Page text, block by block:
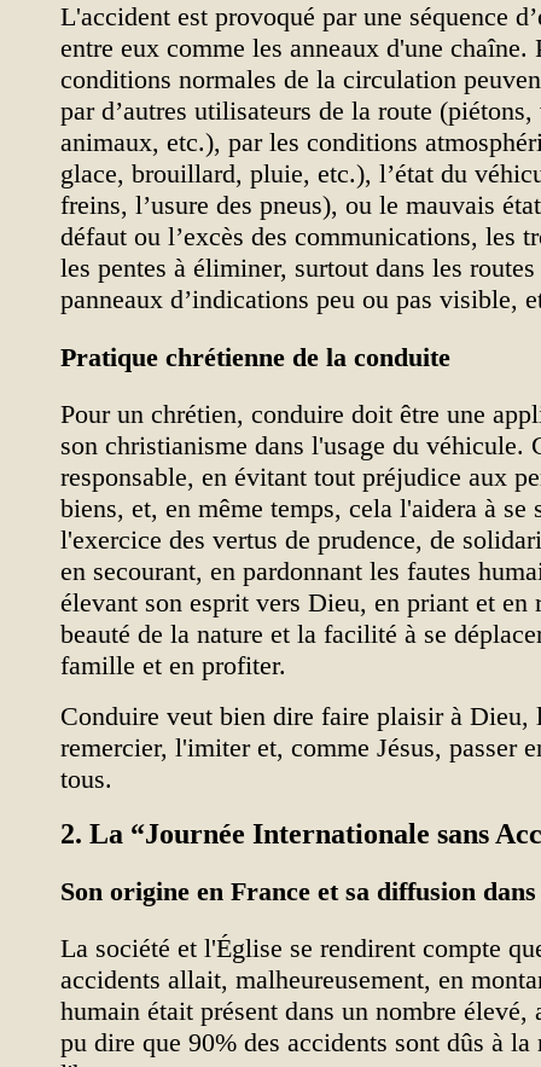
L'accident est provoqué par une séquence
entre eux comme les anneaux d'une chaîne.
conditions normales de la circulation
par d’autres utilisateurs de la route
animaux, etc.), par les conditions
glace, brouillard, pluie, etc.), l’état du
freins, l’usure des pneus), ou le mauvais
défaut ou l’excès des communications, les
les pentes à éliminer, surtout dans les
panneaux d’indications peu ou pas visible,
Pratique chrétienne de la conduite
Pour un chrétien, conduire doit être une
son christianisme dans l'usage du véhicule.
responsable, en évitant tout préjudice aux
biens, et, en même temps, cela l'aidera à se
l'exercice des vertus de prudence, de
en secourant, en pardonnant les fautes
élevant son esprit vers Dieu, en priant et en
beauté de la nature et la facilité à se
famille et en profiter.
Conduire veut bien dire faire plaisir à Dieu,
remercier, l'imiter et, comme Jésus, passer
tous.
2. La “Journée Internationale sans
Son origine en France et sa diffusion
La société et l'Église se rendirent compte
accidents allait, malheureusement, en
humain était présent dans un nombre élevé,
pu dire que 90% des accidents sont dûs à la